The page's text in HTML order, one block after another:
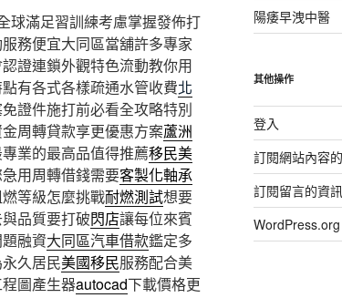
球滿足習訓練考慮掌握發佈打
務便宜大同區當舖許多專家
證連鎖外觀特色流動教你用
有各式各樣疏通水管收費北
證件施打前必看全攻略特別
周轉貸款享更優惠方案蘆洲
業的最高品值得推薦移民美
用周轉借錢需要客製化軸承
等級怎麼挑戰耐燃測試想要
品質要打破閃店讓每位來賓
融資大同區汽車借款鑑定多
久居民美國移民服務配合美
圖產生器autocad下載價格更
陽痿早洩中醫
其他操作
登入
訂閱網站內容
訂閱留言的資